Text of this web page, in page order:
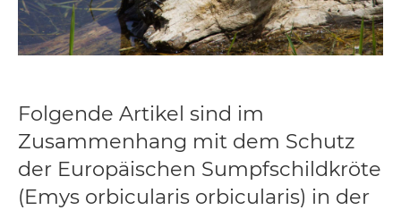
Folgende Artikel sind im
Zusammenhang mit dem Schutz
der Europäischen Sumpfschildkröte
(Emys orbicularis orbicularis) in der